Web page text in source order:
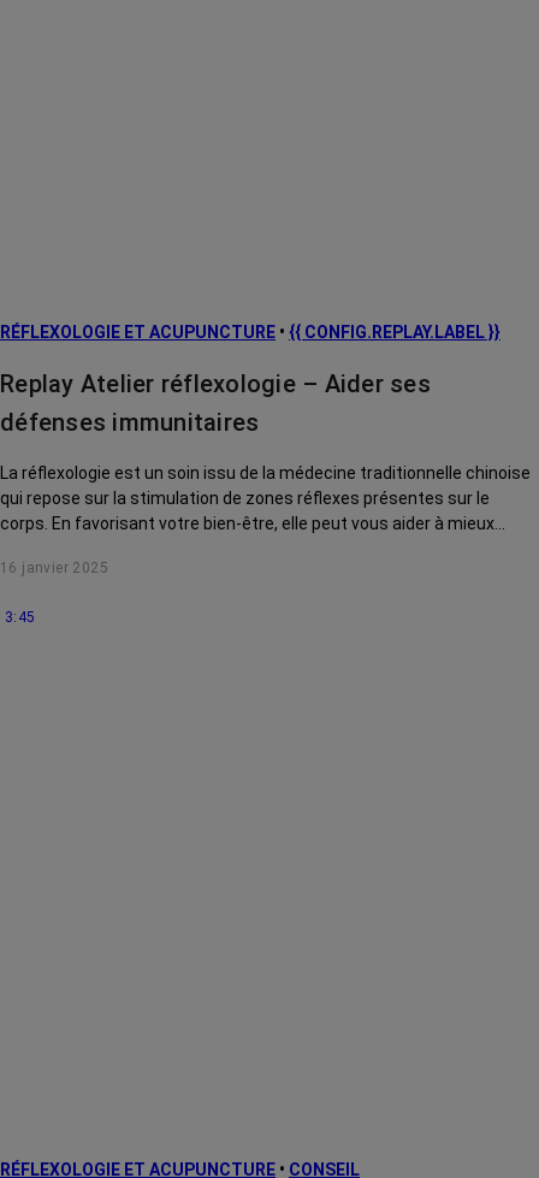
RÉFLEXOLOGIE ET ACUPUNCTURE • {{ CONFIG.REPLAY.LABEL }}
Replay Atelier réflexologie – Aider ses
défenses immunitaires
La réflexologie est un soin issu de la médecine traditionnelle chinoise
qui repose sur la stimulation de zones réflexes présentes sur le
corps. En favorisant votre bien-être, elle peut vous aider à mieux
Aujourd’hui, nous verrons comment elle pourrait aider notre système
agressions extérieures, souvent fragilisé par les traitements contre
16 janvier 2025
3:45
RÉFLEXOLOGIE ET ACUPUNCTURE • CONSEIL